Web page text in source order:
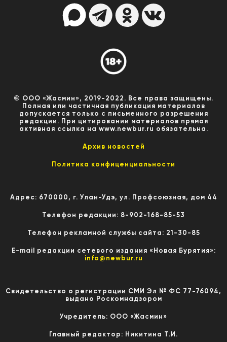
© ООО «Жасмин», 2019-2022. Все права защищены.
Полная или частичная публикация материалов
допускается только с письменного разрешения
редакции. При цитировании материалов прямая
активная ссылка на www.newbur.ru обязательна.
Архив новостей
Политика конфиценциальности
Адрес: 670000, г. Улан-Удэ, ул. Профсоюзная, дом 44
Телефон редакции: 8-902-168-85-53
Телефон рекламной службы сайта: 21-30-85
E-mail редакции сетевого издания «Новая Бурятия»:
info@newbur.ru
Свидетельство о регистрации СМИ Эл № ФС 77-76094,
выдано Роскомнадзором
Учредитель: ООО «Жасмин»
Главный редактор: Никитина Т.И.